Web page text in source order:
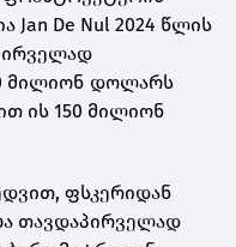
Jan De Nul 2024 წლის
მილიონ დოლარს
ის 150 მილიონ
ფსკერიდან
თავდაპირველად